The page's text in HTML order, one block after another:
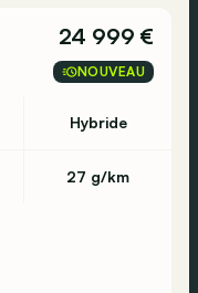
24 999 €
NOUVEAU
Hybride
27 g/km